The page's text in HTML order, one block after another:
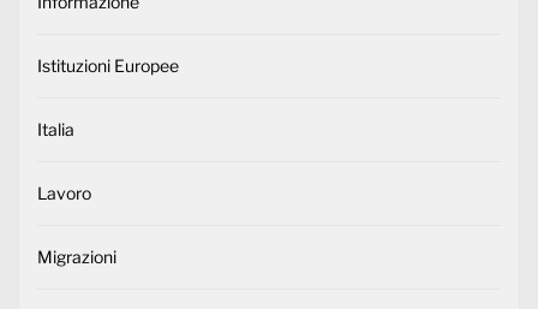
Istituzioni Europee
Italia
Lavoro
Migrazioni